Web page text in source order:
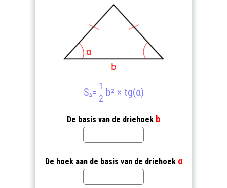
SΔ=
1
2
b² × tg(α)
De basis van de driehoek b
De hoek aan de basis van de driehoek α